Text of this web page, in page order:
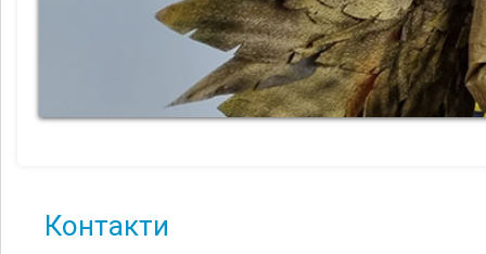
Контакти